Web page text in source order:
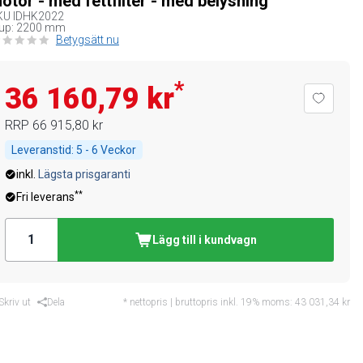
IDHK2022
2200 mm
Betygsätt nu
36 160,79 kr*
RRP 66 915,80 kr
Leveranstid: 5 - 6 Veckor
inkl.
Lägsta prisgaranti
Fri leverans**
Lägg till i kundvagn
ut Dela * nettopris | bruttopris inkl. 19% moms: 43 031,34 kr